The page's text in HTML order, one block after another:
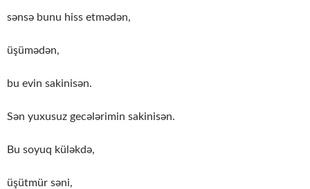
sənsə bunu hiss etmədən,
üşümədən,
bu evin sakinisən.
Sən yuxusuz gecələrimin sakinisən.
Bu soyuq küləkdə,
üşütmür səni,